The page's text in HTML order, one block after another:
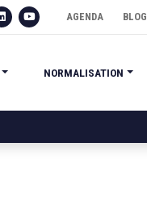
AGENDA BLOG
NORMALISATION